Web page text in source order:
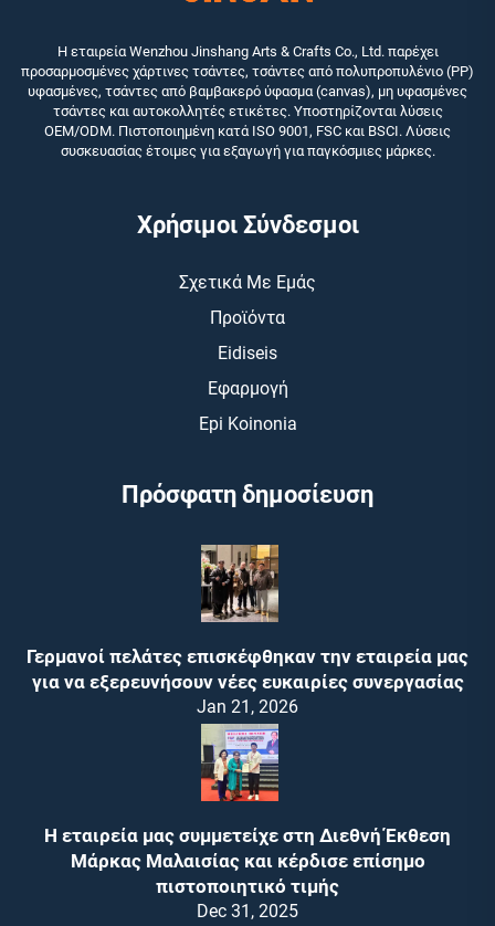
Η εταιρεία Wenzhou Jinshang Arts & Crafts Co., Ltd. παρέχει
προσαρμοσμένες χάρτινες τσάντες, τσάντες από πολυπροπυλένιο (PP)
υφασμένες, τσάντες από βαμβακερό ύφασμα (canvas), μη υφασμένες
τσάντες και αυτοκολλητές ετικέτες. Υποστηρίζονται λύσεις
OEM/ODM. Πιστοποιημένη κατά ISO 9001, FSC και BSCI. Λύσεις
συσκευασίας έτοιμες για εξαγωγή για παγκόσμιες μάρκες.
Χρήσιμοι Σύνδεσμοι
Σχετικά Με Εμάς
Προϊόντα
Eidiseis
Εφαρμογή
Epi Koinonia
Πρόσφατη δημοσίευση
Γερμανοί πελάτες επισκέφθηκαν την εταιρεία μας
για να εξερευνήσουν νέες ευκαιρίες συνεργασίας
Jan 21, 2026
Η εταιρεία μας συμμετείχε στη Διεθνή Έκθεση
Μάρκας Μαλαισίας και κέρδισε επίσημο
πιστοποιητικό τιμής
Dec 31, 2025